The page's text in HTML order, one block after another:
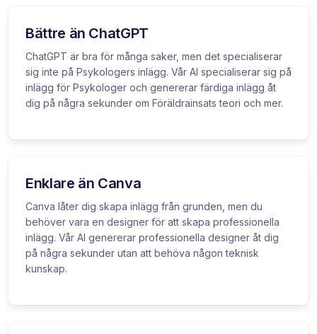
Bättre än ChatGPT
ChatGPT är bra för många saker, men det specialiserar
sig inte på Psykologers inlägg. Vår AI specialiserar sig på
inlägg för Psykologer och genererar färdiga inlägg åt
dig på några sekunder om Föräldrainsats teori och mer.
Enklare än Canva
Canva låter dig skapa inlägg från grunden, men du
behöver vara en designer för att skapa professionella
inlägg. Vår AI genererar professionella designer åt dig
på några sekunder utan att behöva någon teknisk
kunskap.